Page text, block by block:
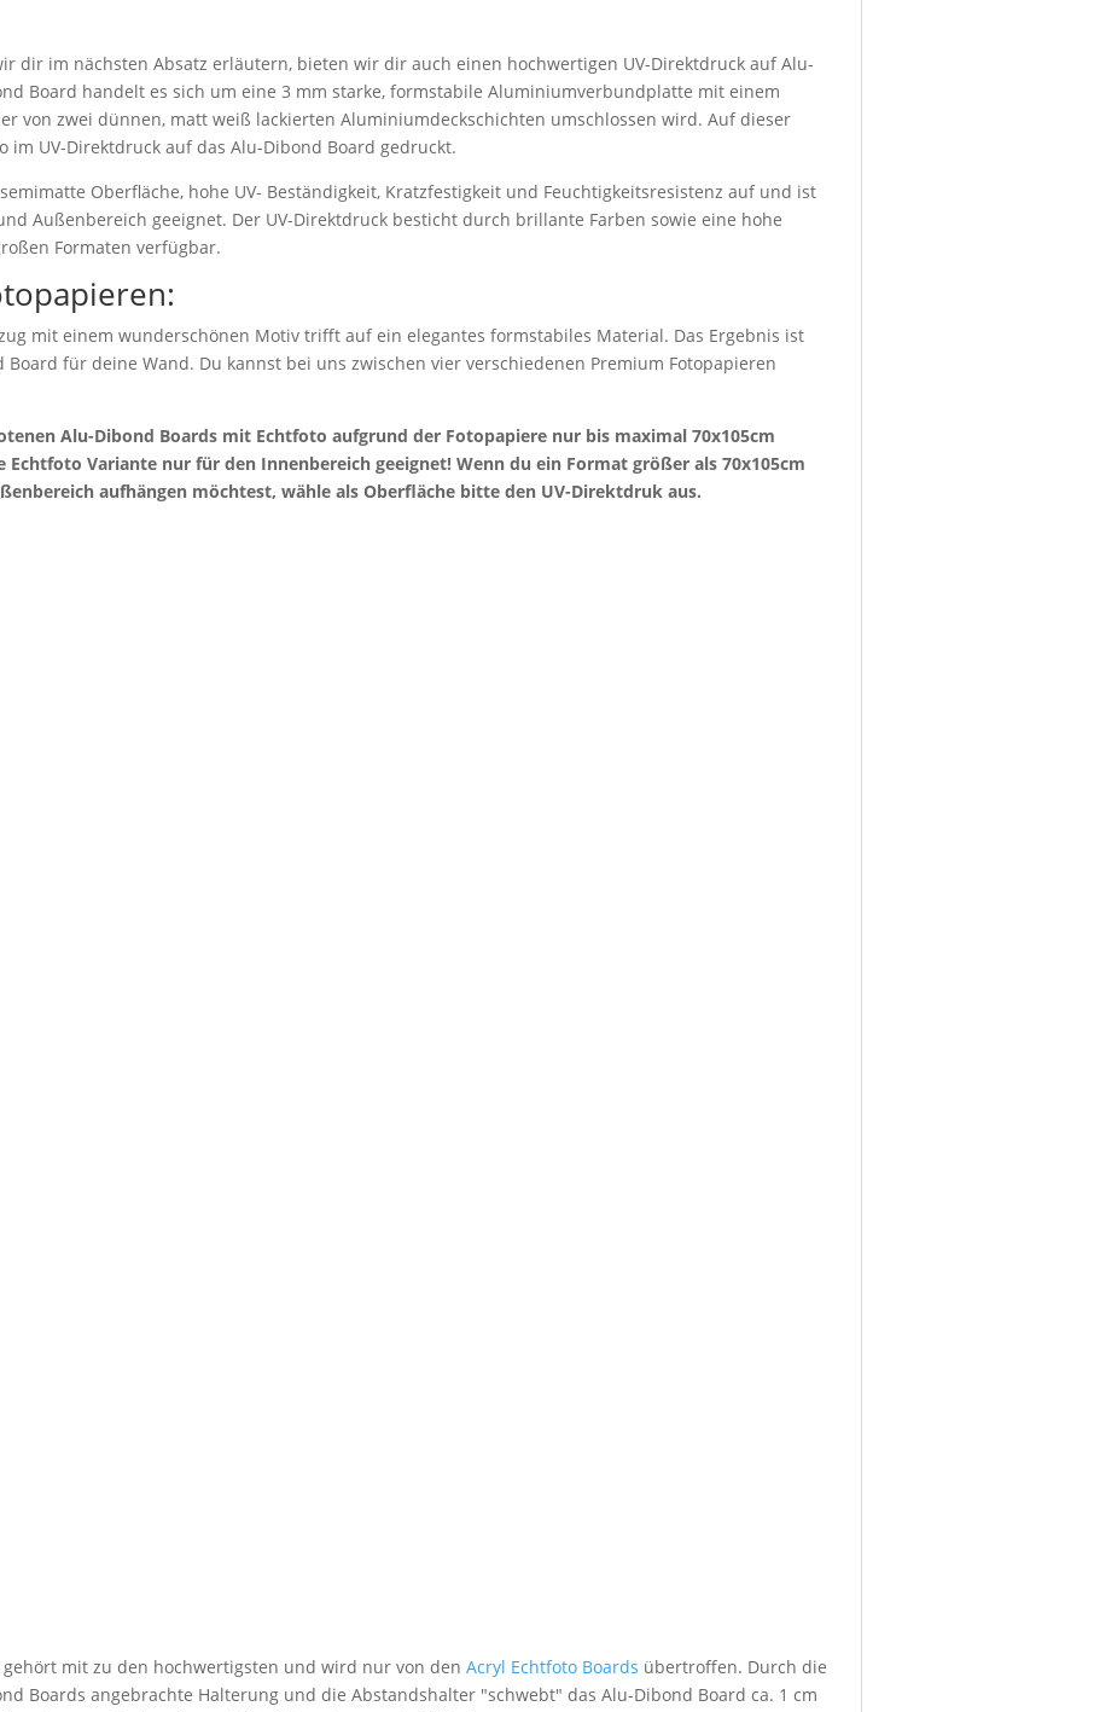
dir im nächsten Absatz erläutern, bieten wir dir auch einen hochwertigen UV-Direktdruck auf Alu-
Board handelt es sich um eine 3 mm starke, formstabile Aluminiumverbundplatte mit einem
von zwei dünnen, matt weiß lackierten Aluminiumdeckschichten umschlossen wird. Auf dieser
im UV-Direktdruck auf das Alu-Dibond Board gedruckt.
Oberfläche, hohe UV- Beständigkeit, Kratzfestigkeit und Feuchtigkeitsresistenz auf und ist
Außenbereich geeignet. Der UV-Direktdruck besticht durch brillante Farben sowie eine hohe
Formaten verfügbar.
mit einem wunderschönen Motiv trifft auf ein elegantes formstabiles Material. Das Ergebnis ist
für deine Wand. Du kannst bei uns zwischen vier verschiedenen Premium Fotopapieren
Alu-Dibond Boards mit Echtfoto aufgrund der Fotopapiere nur bis maximal 70x105cm
Variante nur für den Innenbereich geeignet! Wenn du ein Format größer als 70x105cm
aufhängen möchtest, wähle als Oberfläche bitte den UV-Direktdruk aus.
mit zu den hochwertigsten und wird nur von den Acryl Echtfoto Boards übertroffen. Durch die
Boards angebrachte Halterung und die Abstandshalter "schwebt" das Alu-Dibond Board ca. 1 cm